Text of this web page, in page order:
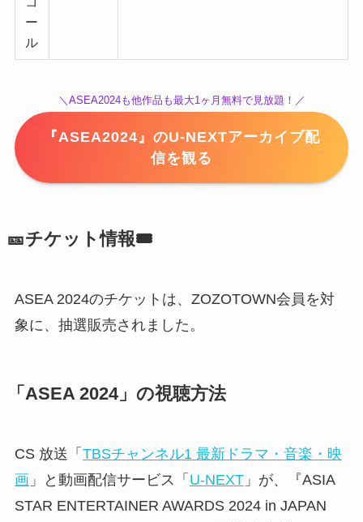
ー
ル
＼ASEA2024も他作品も最大1ヶ月無料で見放題！／
『ASEA2024』のU-NEXTアーカイブ配
信を観る
🎫チケット情報🎟️
ASEA 2024のチケットは、ZOZOTOWN会員を対
象に、抽選販売されました。
「ASEA 2024」の視聴方法
CS 放送「 TBSチャンネル1 最新ドラマ・音楽・映
画」と動画配信サービス「 U-NEXT」が、『ASIA
STAR ENTERTAINER AWARDS 2024 in JAPAN